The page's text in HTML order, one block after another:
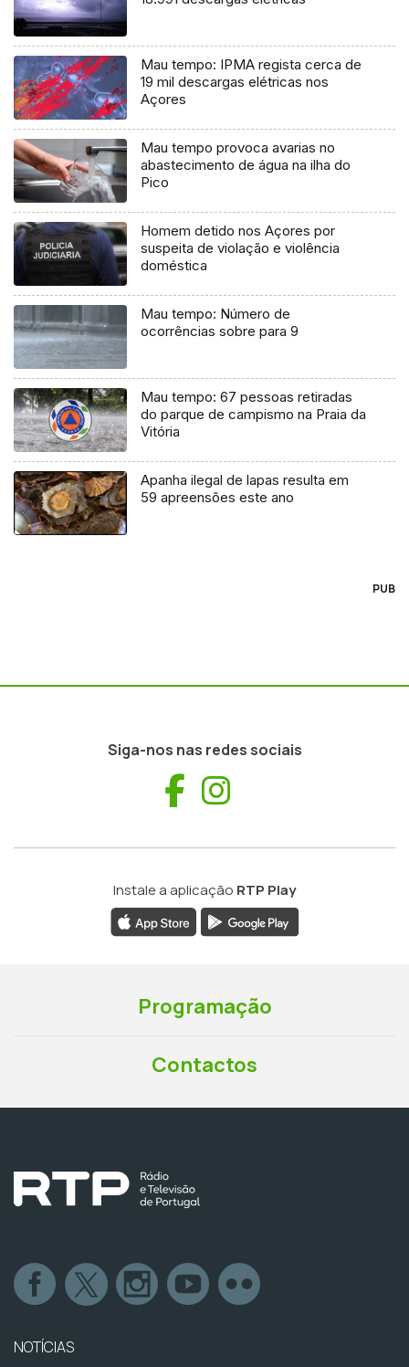
Mau tempo: IPMA regista cerca de
19 mil descargas elétricas nos
Açores
Mau tempo provoca avarias no
abastecimento de água na ilha do
Pico
Homem detido nos Açores por
suspeita de violação e violência
doméstica
Mau tempo: Número de
ocorrências sobre para 9
Mau tempo: 67 pessoas retiradas
do parque de campismo na Praia da
Vitória
Apanha ilegal de lapas resulta em
59 apreensões este ano
PUB
Siga-nos nas redes sociais
Facebook
Instale a aplicação RTP Play
Programação
Contactos
NOTÍCIAS